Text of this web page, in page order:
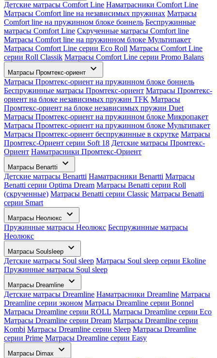
Детские матрасы Comfort Line Наматрасники Comfort Line
Матрасы Comfort line на независимых пружинах Матрасы
Comfort line на пружинном блоке боннель Беспружинные
матрасы Comfort Line Скрученные матрасы Comfort line
Матрасы Comfort line на пружинном блоке Мультипакет
Матрасы Comfort Line серии Eco Roll Матрасы Comfort Line
серии Roll Classik Матрасы Comfort Line серии Promo Balans
Матрасы Промтекс-ориент
Матрасы Промтекс-ориент на пружинном блоке боннель
Беспружинные матрасы Промтекс-ориент Матрасы Промтекс-
ориент на блоке независимых пружин TFK Матрасы
Промтекс-ориент на блоке независимых пружин Duet
Матрасы Промтекс-ориент на пружинном блоке Микропакет
Матрасы Промтекс-ориент на пружинном блоке Мультипакет
Матрасы Промтекс-ориент беспружинные в скрутке Матрасы
Промтекс-Ориент серии Soft 18 Детские матрасы Промтекс-
Ориент Наматрасники Промтекс-Ориент
Матрасы Benartti
Детские матрасы Benartti Наматрасники Benartti Матрасы
Benatti серии Optima Dream Матрасы Benatti серии Roll
(скрученные) Матрасы Benatti серии Classic Матрасы Benatti
серии Smart
Матрасы Неолюкс
Пружинные матрасы Неолюкс Беспружинные матрасы
Неолюкс
Матрасы Soulsleep
Детские матрасы Soul sleep Матрасы Soul sleep серии Ekoline
Пружинные матрасы Soul sleep
Матрасы Dreamline
Детские матрасы Dreamline Наматрасники Dreamline Матрасы
Dreamline серии эконом Матрасы Dreamline серии Bonnel
Матрасы Dreamline серии ROLL Матрасы Dreamline серии Eco
Матрасы Dreamline серии Dream Матрасы Dreamline серии
Kombi Матрасы Dreamline серии Sleep Матрасы Dreamline
серии Prime Матрасы Dreamline серии Easy
Матрасы Dimax